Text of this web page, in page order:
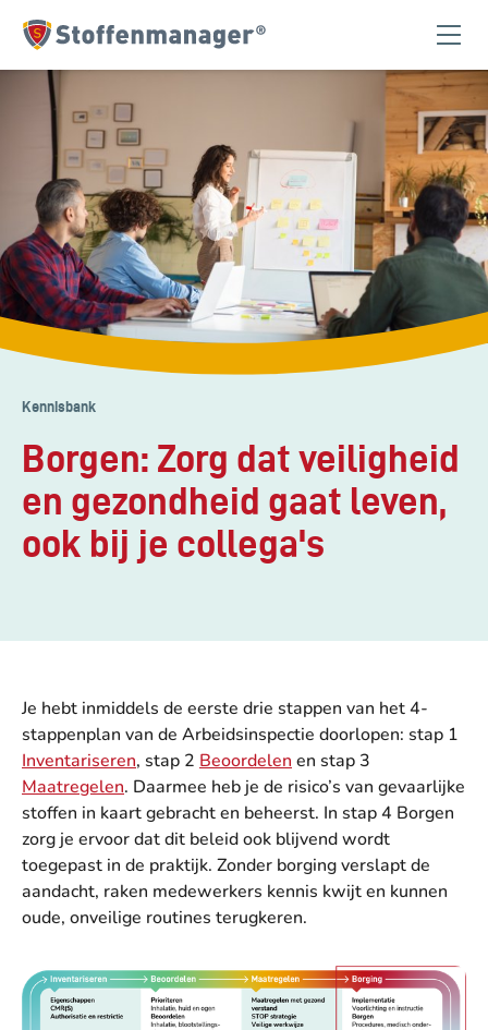
Homepagina
Kennisbank
Borgen: Zorg dat veiligheid
en gezondheid gaat leven,
ook bij je collega's
Je hebt inmiddels de eerste drie stappen van het 4-
stappenplan van de Arbeidsinspectie doorlopen: stap 1
Inventariseren, stap 2 Beoordelen en stap 3
Maatregelen. Daarmee heb je de risico’s van gevaarlijke
stoffen in kaart gebracht en beheerst. In stap 4 Borgen
zorg je ervoor dat dit beleid ook blijvend wordt
toegepast in de praktijk. Zonder borging verslapt de
aandacht, raken medewerkers kennis kwijt en kunnen
oude, onveilige routines terugkeren.